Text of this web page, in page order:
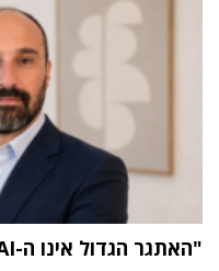
"האתגר הגדול אינו ה-AI אלא הטמעתה בארגון"